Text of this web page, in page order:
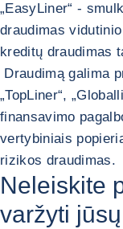
„EasyLiner“ -
draudimas
kreditų draudimas
Draudimą galima
„TopLiner“,
finansavimo
vertybiniais
rizikos draudimas.
Neleiskite
varžyti